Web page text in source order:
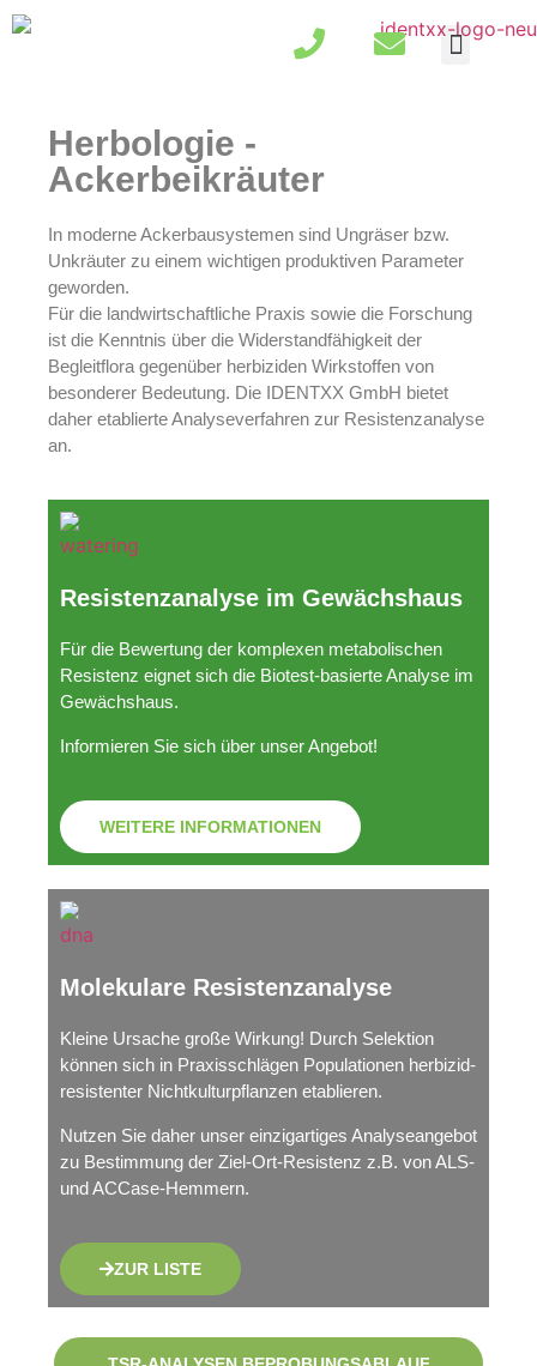
Herbologie -
Ackerbeikräuter
In moderne Ackerbausystemen sind Ungräser bzw.
Unkräuter zu einem wichtigen produktiven Parameter
geworden.
Für die landwirtschaftliche Praxis sowie die Forschung
ist die Kenntnis über die Widerstandfähigkeit der
Begleitflora gegenüber herbiziden Wirkstoffen von
besonderer Bedeutung. Die IDENTXX GmbH bietet
daher etablierte Analyseverfahren zur Resistenzanalyse
an.
Resistenzanalyse im Gewächshaus
Für die Bewertung der komplexen metabolischen
Resistenz eignet sich die Biotest-basierte Analyse im
Gewächshaus.
Informieren Sie sich über unser Angebot!
WEITERE INFORMATIONEN
Molekulare Resistenzanalyse
Kleine Ursache große Wirkung! Durch Selektion
können sich in Praxisschlägen Populationen herbizid-
resistenter Nichtkulturpflanzen etablieren.
Nutzen Sie daher unser einzigartiges Analyseangebot
zu Bestimmung der Ziel-Ort-Resistenz z.B. von ALS-
und ACCase-Hemmern.
ZUR LISTE